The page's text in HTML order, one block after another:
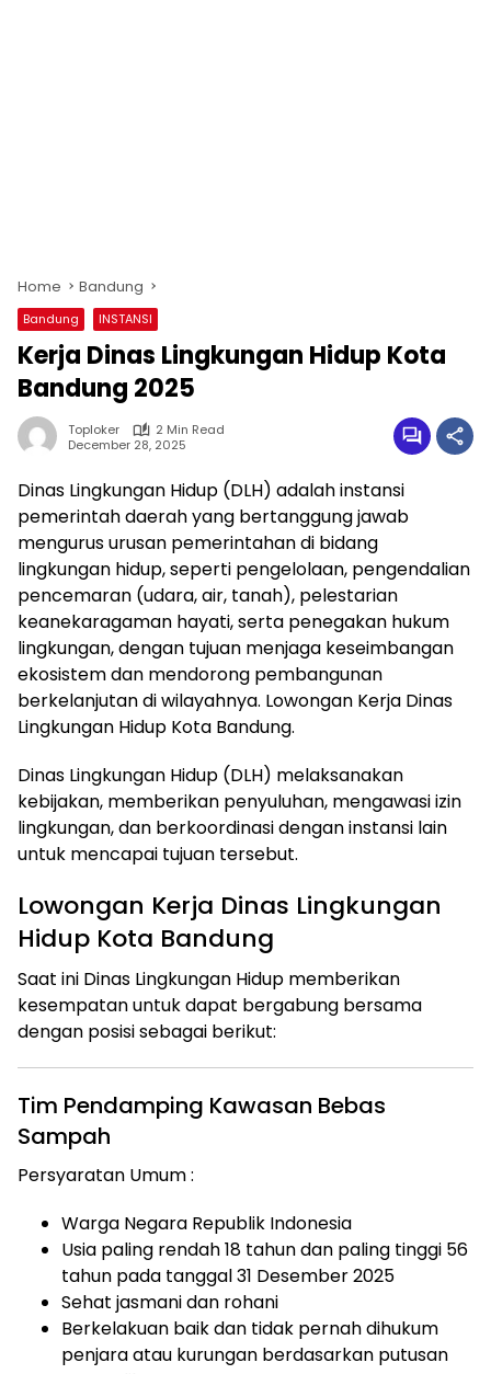
Home Bandung
Bandung INSTANSI
Kerja Dinas Lingkungan Hidup Kota
Bandung 2025
Toploker
2 Min Read
December 28, 2025
Dinas Lingkungan Hidup (DLH) adalah instansi
pemerintah daerah yang bertanggung jawab
mengurus urusan pemerintahan di bidang
lingkungan hidup, seperti pengelolaan, pengendalian
pencemaran (udara, air, tanah), pelestarian
keanekaragaman hayati, serta penegakan hukum
lingkungan, dengan tujuan menjaga keseimbangan
ekosistem dan mendorong pembangunan
berkelanjutan di wilayahnya. Lowongan Kerja Dinas
Lingkungan Hidup Kota Bandung.
Dinas Lingkungan Hidup (DLH) melaksanakan
kebijakan, memberikan penyuluhan, mengawasi izin
lingkungan, dan berkoordinasi dengan instansi lain
untuk mencapai tujuan tersebut.
Lowongan Kerja Dinas Lingkungan
Hidup Kota Bandung
Saat ini Dinas Lingkungan Hidup memberikan
kesempatan untuk dapat bergabung bersama
dengan posisi sebagai berikut:
Tim Pendamping Kawasan Bebas
Sampah
Persyaratan Umum :
Warga Negara Republik Indonesia
Usia paling rendah 18 tahun dan paling tinggi 56
tahun pada tanggal 31 Desember 2025
Sehat jasmani dan rohani
Berkelakuan baik dan tidak pernah dihukum
penjara atau kurungan berdasarkan putusan